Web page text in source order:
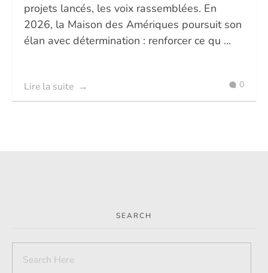
projets lancés, les voix rassemblées. En
2026, la Maison des Amériques poursuit son
élan avec détermination : renforcer ce qu ...
Lire la suite 0
SEARCH